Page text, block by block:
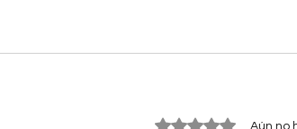
Obtuvo 0 de 5 estrellas.
Aún no